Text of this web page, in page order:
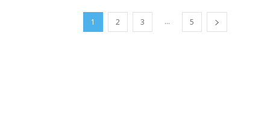
1 2 3 ... 5